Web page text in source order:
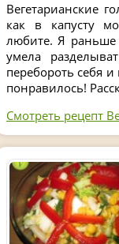
Вегетарианские
как в капусту
любите. Я раньше
умела
перебороть себя и
понравилось!
Смотреть рецепт